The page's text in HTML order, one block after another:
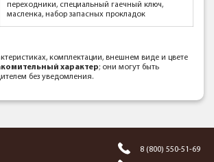
переходники, специальный гаечный ключ,
масленка, набор запасных прокладок
комплектации, внешнем виде и цвете
характер; они могут быть
без уведомления.
8 (800) 550-51-69